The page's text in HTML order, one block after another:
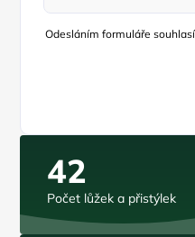
Odesláním formuláře
42
Počet lůžek a přistýlek